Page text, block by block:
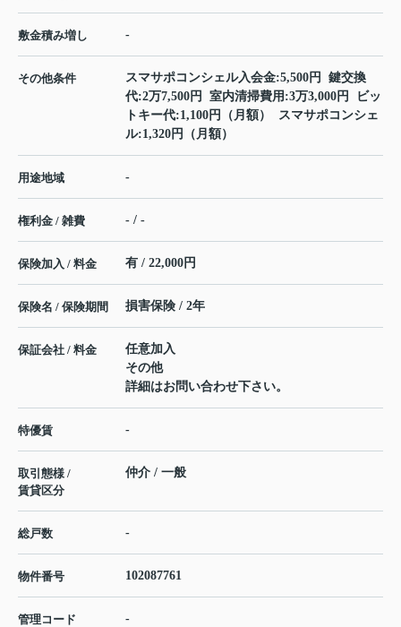
敷金積み増し -
その他条件
スマサポコンシェル入会金:5,500円 鍵交換
代:2万7,500円 室内清掃費用:3万3,000円 ビッ
トキー代:1,100円（月額） スマサポコンシェ
ル:1,320円（月額）
用途地域 -
権利金 / 雑費 - / -
保険加入 / 料金 有 / 22,000円
保険名 / 保険期間 損害保険 / 2年
保証会社 / 料金
任意加入
その他
詳細はお問い合わせ下さい。
特優賃 -
取引態様 /
賃貸区分
仲介 / 一般
総戸数 -
物件番号 102087761
管理コード -